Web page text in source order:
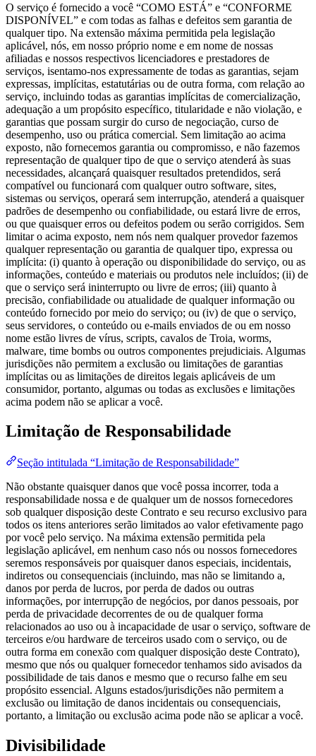
O serviço é fornecido a você “COMO ESTÁ” e “CONFORME
DISPONÍVEL” e com todas as falhas e defeitos sem garantia de
qualquer tipo. Na extensão máxima permitida pela legislação
aplicável, nós, em nosso próprio nome e em nome de nossas
afiliadas e nossos respectivos licenciadores e prestadores de
serviços, isentamo-nos expressamente de todas as garantias, sejam
expressas, implícitas, estatutárias ou de outra forma, com relação ao
serviço, incluindo todas as garantias implícitas de comercialização,
adequação a um propósito específico, titularidade e não violação, e
garantias que possam surgir do curso de negociação, curso de
desempenho, uso ou prática comercial. Sem limitação ao acima
exposto, não fornecemos garantia ou compromisso, e não fazemos
representação de qualquer tipo de que o serviço atenderá às suas
necessidades, alcançará quaisquer resultados pretendidos, será
compatível ou funcionará com qualquer outro software, sites,
sistemas ou serviços, operará sem interrupção, atenderá a quaisquer
padrões de desempenho ou confiabilidade, ou estará livre de erros,
ou que quaisquer erros ou defeitos podem ou serão corrigidos. Sem
limitar o acima exposto, nem nós nem qualquer provedor fazemos
qualquer representação ou garantia de qualquer tipo, expressa ou
implícita: (i) quanto à operação ou disponibilidade do serviço, ou as
informações, conteúdo e materiais ou produtos nele incluídos; (ii) de
que o serviço será ininterrupto ou livre de erros; (iii) quanto à
precisão, confiabilidade ou atualidade de qualquer informação ou
conteúdo fornecido por meio do serviço; ou (iv) de que o serviço,
seus servidores, o conteúdo ou e-mails enviados de ou em nosso
nome estão livres de vírus, scripts, cavalos de Troia, worms,
malware, time bombs ou outros componentes prejudiciais. Algumas
jurisdições não permitem a exclusão ou limitações de garantias
implícitas ou as limitações de direitos legais aplicáveis de um
consumidor, portanto, algumas ou todas as exclusões e limitações
acima podem não se aplicar a você.
Limitação de Responsabilidade
Seção intitulada “Limitação de Responsabilidade”
Não obstante quaisquer danos que você possa incorrer, toda a
responsabilidade nossa e de qualquer um de nossos fornecedores
sob qualquer disposição deste Contrato e seu recurso exclusivo para
todos os itens anteriores serão limitados ao valor efetivamente pago
por você pelo serviço. Na máxima extensão permitida pela
legislação aplicável, em nenhum caso nós ou nossos fornecedores
seremos responsáveis por quaisquer danos especiais, incidentais,
indiretos ou consequenciais (incluindo, mas não se limitando a,
danos por perda de lucros, por perda de dados ou outras
informações, por interrupção de negócios, por danos pessoais, por
perda de privacidade decorrentes de ou de qualquer forma
relacionados ao uso ou à incapacidade de usar o serviço, software de
terceiros e/ou hardware de terceiros usado com o serviço, ou de
outra forma em conexão com qualquer disposição deste Contrato),
mesmo que nós ou qualquer fornecedor tenhamos sido avisados da
possibilidade de tais danos e mesmo que o recurso falhe em seu
propósito essencial. Alguns estados/jurisdições não permitem a
exclusão ou limitação de danos incidentais ou consequenciais,
portanto, a limitação ou exclusão acima pode não se aplicar a você.
Divisibilidade